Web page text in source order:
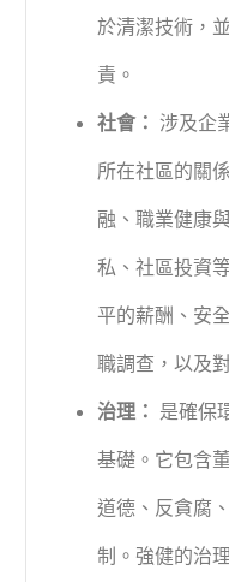
於清潔技術，
責。
社會： 涉及企
所在社區的關
融、職業健康
私、社區投資
平的薪酬、安
職調查，以及
治理： 是確保
基礎。它包含
道德、反貪腐
制。強健的治